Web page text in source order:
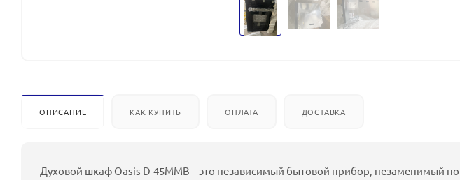
ОПИСАНИЕ КАК КУПИТЬ ОПЛАТА ДОСТАВКА
Духовой шкаф Oasis D-45MMB – это независимый бытовой прибор, незаменимый